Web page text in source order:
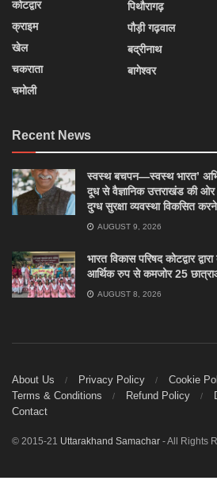
कोटद्वार
क्राइम
खेल
चकराता
चमोली
पिथौरागढ़
पौड़ी गढ़वाल
बद्रीनाथ
बागेश्वर
Recent News
स्वस्थ बचपन—स्वस्थ भारत’
दूध से वैज्ञानिक उत्तराखंड की
दुग्ध सुरक्षा व्यवस्था विकसित
AUGUST 9, 2026
भारत विकास परिषद कोटद्वार
आर्थिक रुप से कमजोर 25
AUGUST 8, 2026
About Us Privacy Policy
Cookie
Terms & Conditions
Refund Policy
Contact
© 2015-21 Uttarakhand Samachar - All Rights